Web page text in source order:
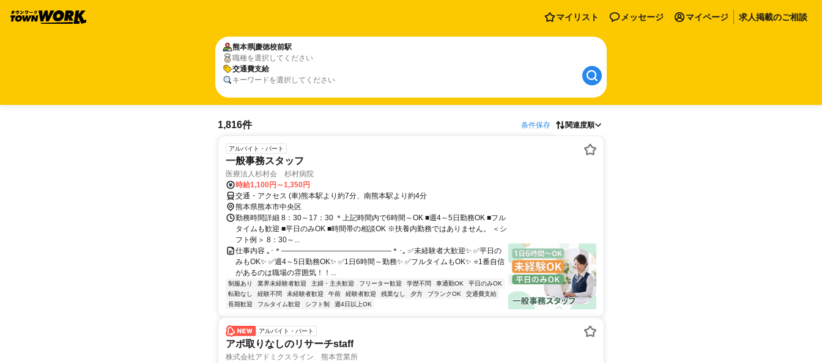
マイリスト メッセージ マイページ 求人掲載のご相談
熊本県慶徳校前駅
職種を選択してください
交通費支給
キーワードを選択してください
1,816件 条件保存 関連度順
アルバイト・パート
一般事務スタッフ
医療法人杉村会 杉村病院
時給1,100円～1,350円
交通・アクセス (車)熊本駅より約7分、南熊本駅より約4分
熊本県熊本市中央区
勤務時間詳細 8：30～17：30 ＊上記時間内で6時間～OK ■週4～5日勤務OK ■フル
タイムも歓迎 ■平日のみOK ■時間帯の相談OK ※扶養内勤務ではありません。 ＜シ
フト例＞ 8：30～...
仕事内容 ｡･＊―――――――――――――――＊･｡ ✅未経験者大歓迎✨ ✅平日の
みもOK✨ ✅週4～5日勤務OK✨ ✅1日6時間～勤務✨ ✅フルタイムもOK✨ ⭐1番自信
があるのは職場の雰囲気！！...
制服あり 業界未経験者歓迎 主婦・主夫歓迎 フリーター歓迎 学歴不問 車通勤OK
平日のみOK
転勤なし
経験不問 未経験者歓迎 午前 経験者歓迎 残業なし 夕方 ブランクOK
交通費支給
長期歓迎
フルタイム歓迎 シフト制 週4日以上OK
アルバイト・パート
アポ取りなしのリサーチstaff
株式会社アドミクスライン 熊本営業所